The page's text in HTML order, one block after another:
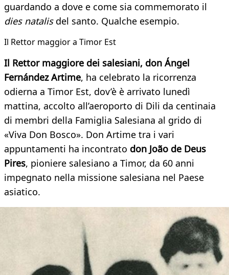
guardando a dove e come sia commemorato il
dies natalis del santo. Qualche esempio.
Il Rettor maggior a Timor Est
Il Rettor maggiore dei salesiani, don Ángel
Fernández Artime, ha celebrato la ricorrenza
odierna a Timor Est, dov’è è arrivato lunedì
mattina, accolto all’aeroporto di Dili da centinaia
di membri della Famiglia Salesiana al grido di
«Viva Don Bosco». Don Artime tra i vari
appuntamenti ha incontrato don João de Deus
Pires, pioniere salesiano a Timor, da 60 anni
impegnato nella missione salesiana nel Paese
asiatico.